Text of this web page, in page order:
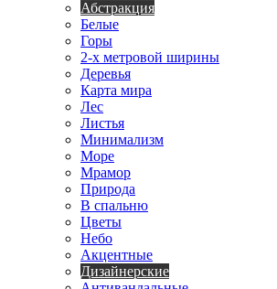
Абстракция
Белые
Горы
2-х метровой ширины
Деревья
Карта мира
Лес
Листья
Минимализм
Море
Мрамор
Природа
В спальню
Цветы
Небо
Акцентные
Дизайнерские